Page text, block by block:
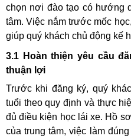
chọn nơi đào tạo có hướng
tâm. Việc nắm trước mốc
giúp quý khách chủ động kế
3.1 Hoàn thiện yêu cầu
thuận lợi
Trước khi đăng ký, quý
tuổi theo quy định và thực
đủ điều kiện học lái xe. Hồ
của trung tâm, việc làm